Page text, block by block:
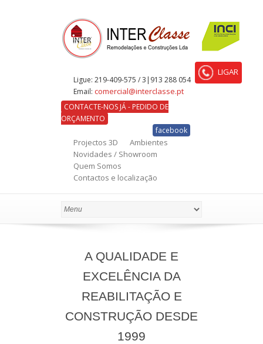
LIGAR
Ligue: 219-409-575 / 3|913 288 054
Email: comercial@interclasse.pt
CONTACTE-NOS JÁ - PEDIDO DE
ORÇAMENTO
facebook
Projectos 3D
Ambientes
Novidades / Showroom
Quem Somos
Contactos e localização
A QUALIDADE E
EXCELÊNCIA DA
REABILITAÇÃO E
CONSTRUÇÃO DESDE
1999